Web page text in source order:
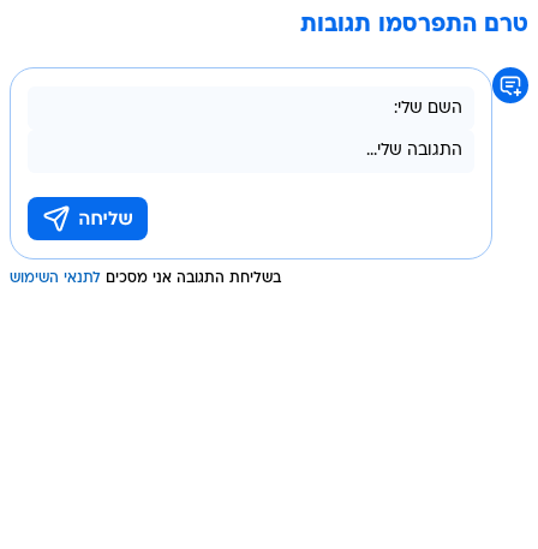
טרם התפרסמו תגובות
בשליחת התגובה אני מסכים לתנאי השימוש